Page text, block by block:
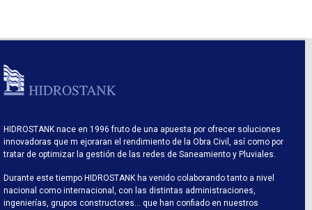
HIDROSTANK nace en 1996 fruto de una apuesta por ofrecer soluciones
innovadoras que m ejoraran el rendimiento de la Obra Civil, así como por
tratar de optimizar la gestión de las redes de Saneamiento y Pluviales.
Durante este tiempo HIDROSTANK ha venido colaborando tanto a nivel
nacional como internacional, con las distintas administraciones,
ingenierías, grupos constructores… que han confiado en nuestros